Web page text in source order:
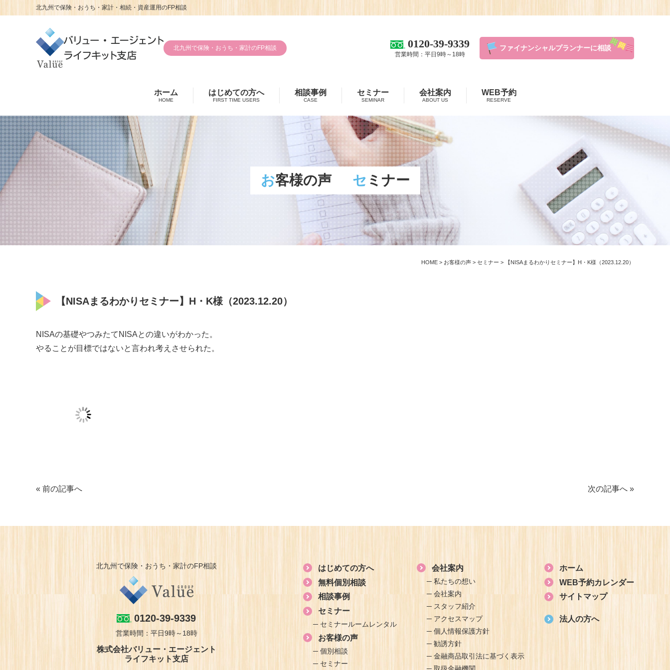
北九州で保険・おうち・家計・相続・資産運用のFP相談
北九州で保険・おうち・家計のFP相談 0120-39-9339
営業時間：平日9時～18時
ファイナンシャルプランナーに相談
ホーム
HOME
はじめての方へ
FIRST TIME USERS
相談事例
CASE
セミナー
SEMINAR
会社案内
ABOUT US
WEB予約
RESERVE
お客様の声 セミナー
HOME > お客様の声 > セミナー > 【NISAまるわかりセミナー】H・K様（2023.12.20）
【NISAまるわかりセミナー】H・K様（2023.12.20）
NISAの基礎やつみたてNISAとの違いがわかった。
やることが目標ではないと言われ考えさせられた。
« 前の記事へ 次の記事へ »
北九州で保険・おうち・家計のFP相談
0120-39-9339
営業時間：平日9時～18時
株式会社バリュー・エージェント
ライフキット支店
はじめての方へ
無料個別相談
相談事例
セミナー
セミナールームレンタル
お客様の声
個別相談
セミナー
会社案内
私たちの想い
会社案内
スタッフ紹介
アクセスマップ
個人情報保護方針
勧誘方針
金融商品取引法に基づく表示
取扱金融機関
ホーム
WEB予約カレンダー
サイトマップ
法人の方へ